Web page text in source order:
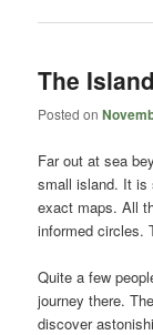
The
Posted on
Far out at sea
small island. It is
exact maps. All
informed circles.
Quite a few
journey there.
discover